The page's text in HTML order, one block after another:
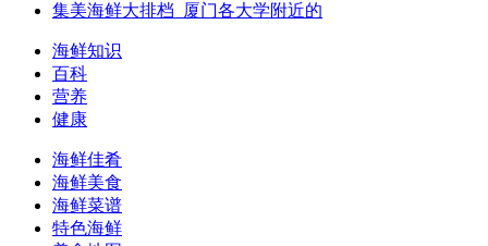
集美海鲜大排档_厦门各大学附近的
海鲜知识
百科
营养
健康
海鲜佳肴
海鲜美食
海鲜菜谱
特色海鲜